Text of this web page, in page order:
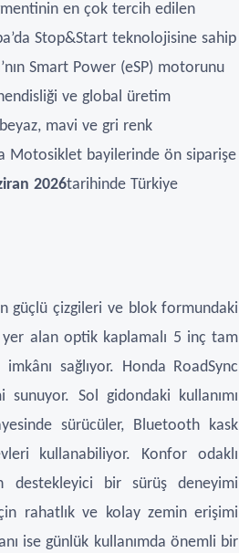
en çok tercih edilen
Stop&Start teknolojisine sahip
Smart Power (eSP) motorunu
ve global üretim
beyaz, mavi ve gri renk
Motosiklet bayilerinde ön siparişe
2026tarihinde Türkiye
güçlü çizgileri ve blok formundaki
alan optik kaplamalı 5 inç tam
sağlıyor. Honda RoadSync
sunuyor. Sol gidondaki kullanımı
sürücüler, Bluetooth kask
kullanabiliyor. Konfor odaklı
destekleyici bir sürüş deneyimi
rahatlık ve kolay zemin erişimi
ise günlük kullanımda önemli bir